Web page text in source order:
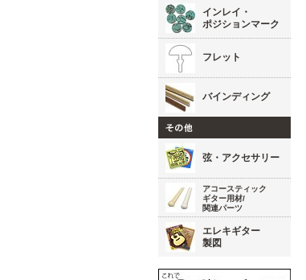
インレイ・
ポジションマーク
フレット
バインディング
弦・アクセサリー
アコースティック
ギター用材/
関連パーツ
エレキギター
製図